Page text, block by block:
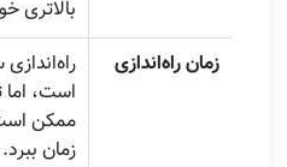
بالاتری
زمان راه‌اندازی
است،
ممکن
زمان ببرد.